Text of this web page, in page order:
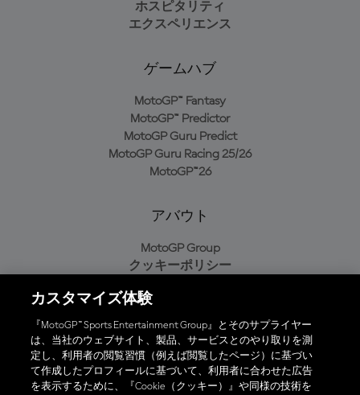
ホスピタリティ
エクスペリエンス
ゲームハブ
MotoGP™ Fantasy
MotoGP™ Predictor
MotoGP Guru Predict
MotoGP Guru Racing 25/26
MotoGP™26
アバウト
MotoGP Group
クッキーポリシー
プライバシーポリシー
購入ポリシー
オフィシャルアプリ
カスタマイズ体験
『MotoGP™ Sports Entertainment Group』とそのサプライヤー
は、当社のウェブサイト、製品、サービスとのやり取りを測
定し、利用者の閲覧習慣（例えば閲覧したページ）に基づい
て作成したプロフィールに基づいて、利用者に合わせた広告
を表示するために、『Cookie（クッキー）』や同様の技術を